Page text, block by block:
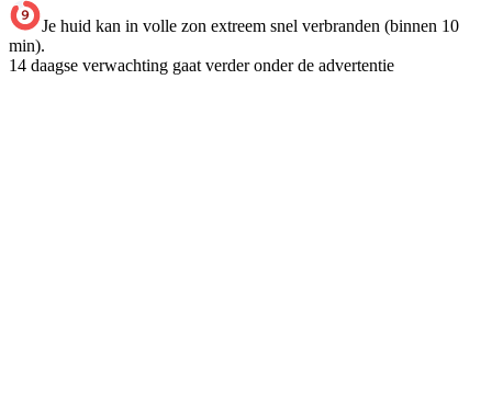
Je huid kan in volle zon extreem snel verbranden (binnen 10
min).
14 daagse verwachting gaat verder onder de advertentie